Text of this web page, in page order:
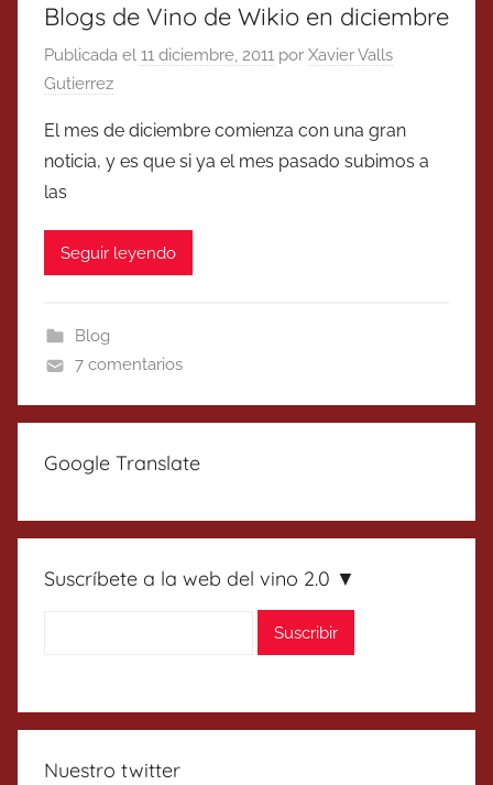
Blogs de Vino de Wikio en diciembre
Publicada el 11 diciembre, 2011 por Xavier Valls
Gutierrez
El mes de diciembre comienza con una gran
noticia, y es que si ya el mes pasado subimos a
las
Seguir leyendo
Blog
7 comentarios
Google Translate
Suscríbete a la web del vino 2.0 ▼
Nuestro twitter